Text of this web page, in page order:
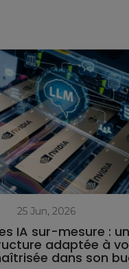
25 Jun, 2026
IA sur-mesure :
adaptée à
dans son